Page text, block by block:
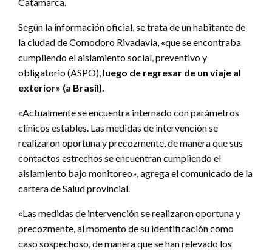
Según la información oficial, se trata de un habitante de
la ciudad de Comodoro Rivadavia, «que se encontraba
cumpliendo el aislamiento social, preventivo y
obligatorio (ASPO), luego de regresar de un viaje al
exterior» (a Brasil).
«Actualmente se encuentra internado con parámetros
clínicos estables. Las medidas de intervención se
realizaron oportuna y precozmente, de manera que sus
contactos estrechos se encuentran cumpliendo el
aislamiento bajo monitoreo», agrega el comunicado de la
cartera de Salud provincial.
«Las medidas de intervención se realizaron oportuna y
precozmente, al momento de su identificación como
caso sospechoso, de manera que se han relevado los